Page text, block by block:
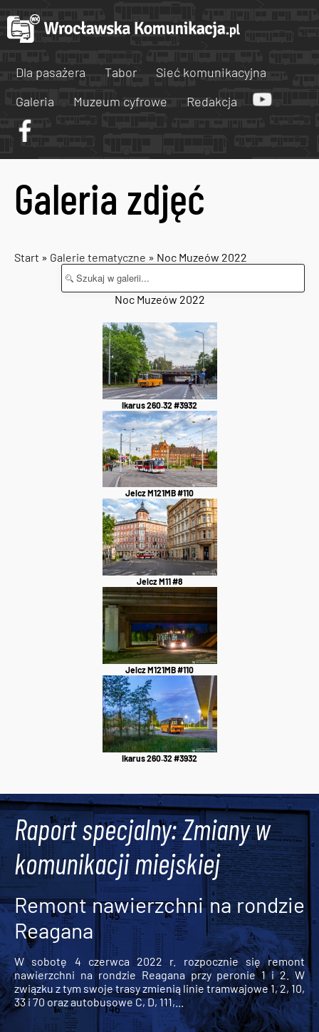
Dla pasażera Tabor
Sieć komunikacyjna
Galeria
Muzeum cyfrowe Redakcja
Galeria zdjęć
Start » Galerie tematyczne » Noc Muzeów 2022
Noc Muzeów 2022
Ikarus 260.32 #3932
Jelcz M121MB #110
Jelcz M11 #8
Jelcz M121MB #110
Ikarus 260.32 #3932
Raport specjalny: Zmiany w
komunikacji miejskiej
Remont nawierzchni na rondzie
Reagana
W sobotę 4 czerwca 2022 r. rozpocznie się remont
nawierzchni na rondzie Reagana przy peronie 1 i 2. W
związku z tym swoje trasy zmienią linie tramwajowe 1, 2, 10,
33 i 70 oraz autobusowe C, D, 111,...